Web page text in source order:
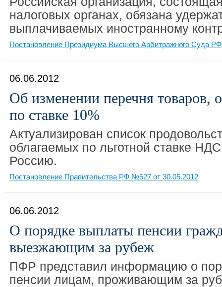
налоговых органах, обязана
выплачиваемых иностранному
Постановление Президиума Высшего Арбитражного Суда
06.06.2012
Об изменении перечня товаров,
по ставке 10%
Актуализирован список
облагаемых по льготной ставке
Россию.
Постановление Правительства РФ №527 от 30.05.2012
06.06.2012
О порядке выплаты пенсии
выезжающим за рубеж
ПФР представил информацию о
пенсии лицам, проживающим за